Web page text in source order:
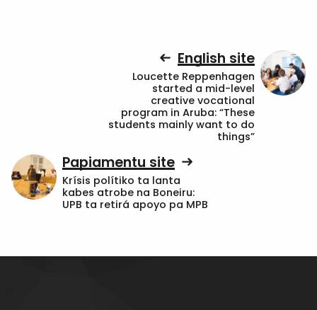
English site
Loucette Reppenhagen
started a mid-level
creative vocational
program in Aruba: “These
students mainly want to do
things”
Papiamentu site
Krísis polítiko ta lanta
kabes atrobe na Boneiru:
UPB ta retirá apoyo pa MPB